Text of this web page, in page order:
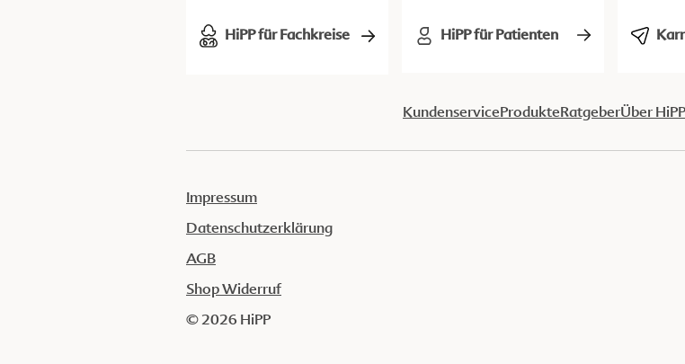
HiPP für Fachkreise HiPP für Patienten
KundenserviceProdukteRatgeberÜber HiPP
Impressum
Datenschutzerklärung
AGB
Shop Widerruf
© 2026 HiPP